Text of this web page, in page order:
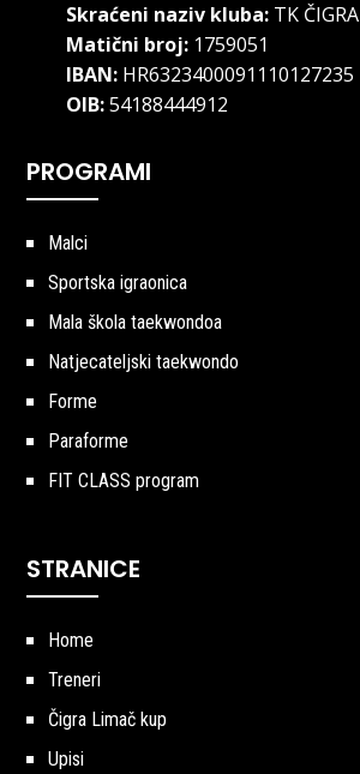
Skraćeni naziv kluba:TK ČIGRA
Matični broj:1759051
IBAN:HR6323400091110127235
OIB:54188444912
PROGRAMI
Malci
Sportska igraonica
Mala škola taekwondoa
Natjecateljski taekwondo
Forme
Paraforme
FIT CLASS program
STRANICE
Home
Treneri
Čigra Limač kup
Upisi